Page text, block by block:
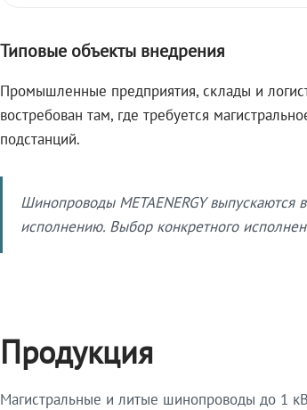
Типовые объекты внедрения
Промышленные предприятия, склады и
востребован там, где требуется
подстанций.
Шинопроводы METAENERGY
исполнению. Выбор конкретного
Продукция
Магистральные и литые шинопроводы до 1 кВ